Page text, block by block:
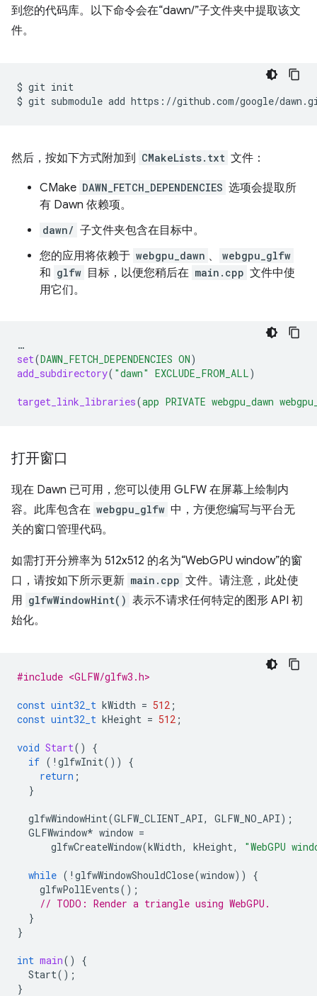
到您的代码库。以下命令会在“dawn/”子文件夹中提取该文
件。
$ git init
$ git submodule add
然后，按如下方式附加到 CMakeLists.txt 文件：
CMake DAWN_FETCH_DEPENDENCIES 选项会提取所
有 Dawn 依赖项。
dawn/ 子文件夹包含在目标中。
您的应用将依赖于 webgpu_dawn 、 webgpu_glfw
和 glfw 目标，以便您稍后在 main.cpp 文件中使
用它们。
…
set(DAWN_FETCH_DEPENDENCIES ON)
add_subdirectory( "dawn" EXCLUDE_FROM_ALL)
target_link_libraries(app PRIVATE webgpu_dawn
打开窗口
现在 Dawn 已可用，您可以使用 GLFW 在屏幕上绘制内
容。此库包含在 webgpu_glfw 中，方便您编写与平台无
关的窗口管理代码。
如需打开分辨率为 512x512 的名为“WebGPU window”的窗
口，请按如下所示更新 main.cpp 文件。请注意，此处使
用 glfwWindowHint() 表示不请求任何特定的图形 API 初
始化。
#include <GLFW/glfw3.h>
const uint32_t kWidth = 512 ;
const uint32_t kHeight = 512 ;
void Start()
{
if ( ! glfwInit())
{
return ;
}
glfwWindowHint(GLFW_CLIENT_API, GLFW_NO_API);
GLFWwindow* window =
glfwCreateWindow(kWidth, kHeight, "WebGPU
while ( ! glfwWindowShouldClose(window))
{
glfwPollEvents();
// TODO: Render a triangle using WebGPU.
}
}
int main()
{
Start();
}